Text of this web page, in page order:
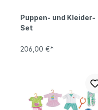
Puppen- und Kleider-
Set
206,00 €*